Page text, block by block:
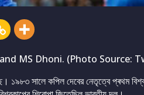
MS Dhoni. (Photo Source:
১৯৮৩ সালে কপিল দেবের নেতৃত্বে প্ৰথম